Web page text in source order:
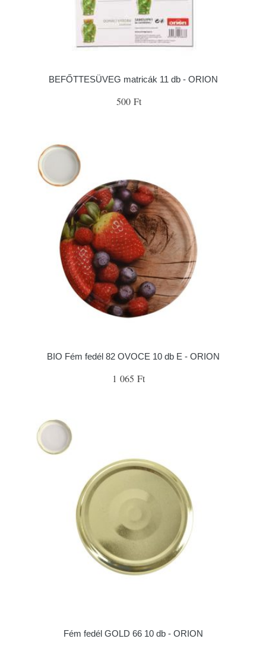
BEFŐTTESÜVEG matricák 11 db - ORION
500 Ft
BIO Fém fedél 82 OVOCE 10 db E - ORION
1 065 Ft
Fém fedél GOLD 66 10 db - ORION